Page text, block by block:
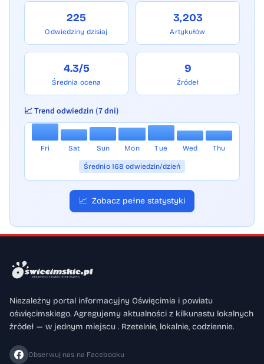
225
Odwiedziny dzisiaj
3,203
Artykułów
4.3/5
Średnia ocena
9
Źródeł
📈 Trend odwiedzin (7 dni)
Fri Sat Sun Mon Tue Wed Thu
Średnio 168 odwiedzin/dzień
📈 Zobacz pełne statystyki
Niezależny portal informacyjny Oświęcimia i powiatu
oświęcimskiego. Agregujemy aktualności z kilkunastu lokalnych
źródeł — w jednym miejscu . Rzetelnie, lokalnie, codziennie.
Obserwuj nas na Facebooku